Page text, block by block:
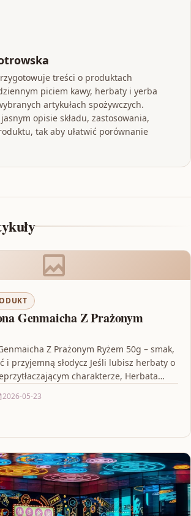
treści o produktach
piciem kawy, herbaty i yerba
artykułach spożywczych.
opisie składu, zastosowania,
tak aby ułatwić porównanie
Genmaicha Z Prażonym
Z Prażonym Ryżem 50g – smak,
i przyjemną słodycz Jeśli lubisz herbaty o
charakterze, Herbata…
2026-05-23